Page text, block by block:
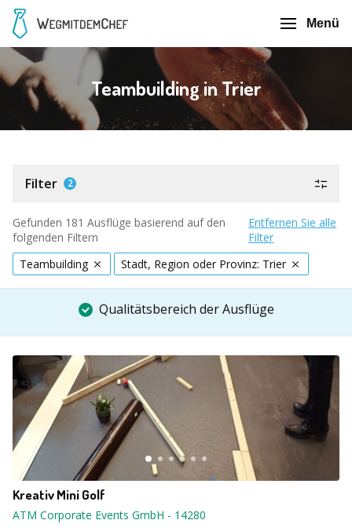
Menü
Teambuilding in Trier
Filter 2
Gefunden 181 Ausflüge basierend auf den
folgenden Filtern
Entfernen Sie alle
Filter
Teambuilding
Stadt, Region oder Provinz: Trier
Qualitätsbereich der Ausflüge
Kreativ Mini Golf
ATM Corporate Events GmbH - 14280